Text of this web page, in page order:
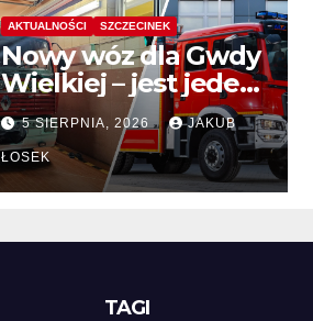
AKTUALNOŚCI SZCZECINEK
Nowy wóz dla Gwdy
Wielkiej – jest jeden
chętny na dostawę
5 SIERPNIA, 2026 JAKUB
ŁOSEK
TAGI